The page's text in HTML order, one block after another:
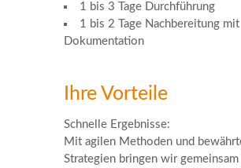
1 bis 3 Tage Durchführung
1 bis 2 Tage Nachbereitung mit
Dokumentation
Ihre Vorteile
Schnelle Ergebnisse:
Mit agilen Methoden und
Strategien bringen wir gemeinsam